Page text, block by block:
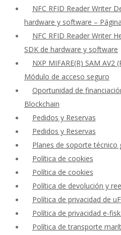
NFC RFID Reader Writer
hardware y software –
NFC RFID Reader Writer
SDK de hardware y software
NXP MIFARE(R) SAM AV2
Módulo de acceso seguro
Oportunidad de
Blockchain
Pedidos y Reservas
Pedidos y Reservas
Planes de soporte técnico
Política de cookies
Política de cookies
Política de devolución y
Política de privacidad de
Política de privacidad e-
Política de transporte